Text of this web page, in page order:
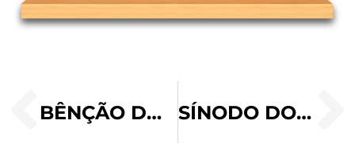
BÊNÇÃO DO LAR NA FESTA DA EPIFANIA DO SENHOR SÍNODO DOS BISPOS 2021-2023